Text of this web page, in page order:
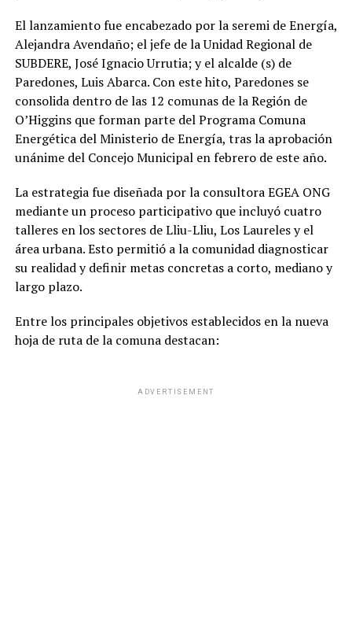
El lanzamiento fue encabezado por la seremi de Energía,
Alejandra Avendaño; el jefe de la Unidad Regional de
SUBDERE, José Ignacio Urrutia; y el alcalde (s) de
Paredones, Luis Abarca. Con este hito, Paredones se
consolida dentro de las 12 comunas de la Región de
O’Higgins que forman parte del Programa Comuna
Energética del Ministerio de Energía, tras la aprobación
unánime del Concejo Municipal en febrero de este año.
La estrategia fue diseñada por la consultora EGEA ONG
mediante un proceso participativo que incluyó cuatro
talleres en los sectores de Lliu-Lliu, Los Laureles y el
área urbana. Esto permitió a la comunidad diagnosticar
su realidad y definir metas concretas a corto, mediano y
largo plazo.
Entre los principales objetivos establecidos en la nueva
hoja de ruta de la comuna destacan:
ADVERTISEMENT